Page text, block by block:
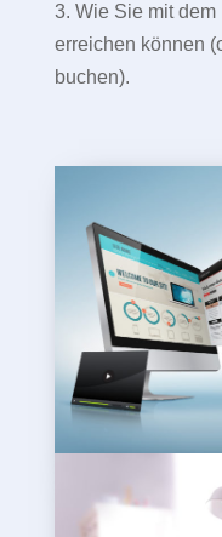
3. Wie Sie mit
erreichen können
buchen).